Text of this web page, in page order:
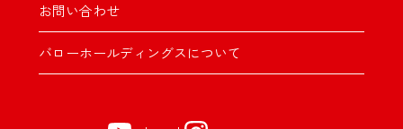
お問い合わせ
バローホールディングスについて